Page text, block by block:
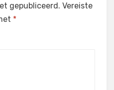
gepubliceerd. Vereiste
*